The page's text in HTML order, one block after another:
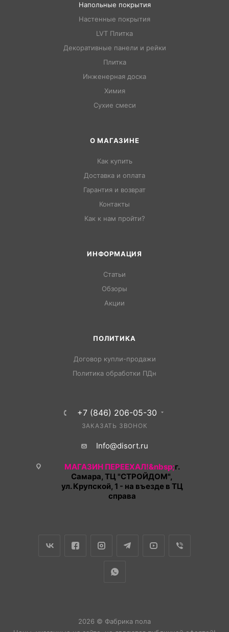
Напольные покрытия
Настенные покрытия
LVT Плитка
Декоративные панели и рейки
Плитка
Инженерная доска
Химия
Сухие смеси
О МАГАЗИНЕ
Как купить
Доставка и оплата
Гарантия и возврат
Контакты
Как к нам пройти?
ИНФОРМАЦИЯ
Статьи
Обзоры
Акции
ПОЛИТИКА
Договор купли-продажи
Политика обработки ПДн
+7 (846) 206-05-30
ЗАКАЗАТЬ ЗВОНОК
Info@disort.ru
МАГАЗИН ПЕРЕЕХАЛ!&nbsp;г.
Самара, ТЦ "СТРОЙДОМ",
ул. Крупской, 1 - на въезде в ТЦ
справа
2026 © Фабрика пола